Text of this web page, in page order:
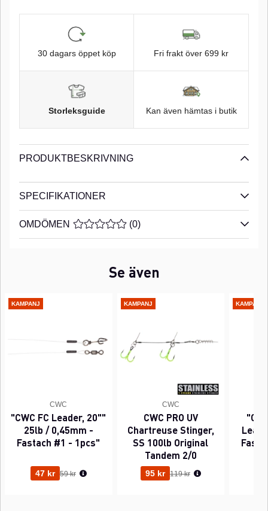
n
Red Chrome finish
30 dagars öppet köp Fri frakt över 699 kr
Storleksguide Kan även hämtas i butik
PRODUKTBESKRIVNING
SPECIFIKATIONER
OMDÖMEN MEDELBETYG 0 AV 5 ANTAL BETYG 0
(0)
Se även
KAMPANJ
CWC
"CWC FC Leader, 20""
25lb / 0,45mm -
Fastach #1 - 1pcs"
47 kr Ordinarie pris:
59 kr
KAMPANJ
CWC
CWC PRO UV
Chartreuse Stinger,
SS 100lb Original
Tandem 2/0
95 kr Ordinarie pris:
119 kr
KAMPANJ